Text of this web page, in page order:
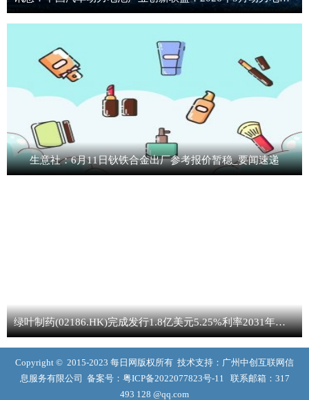
生意社：6月11日钬铁合金出厂参考报价暂稳_要闻速递
绿叶制药(02186.HK)完成发行1.8亿美元5.25%利率2031年到期可转换债券 焦点要闻
Copyright © 2015-2023 每日网版权所有 技术支持：广州中创互联网信
息服务有限公司 备案号： 粤ICP备2022077823号-11 联系邮箱：317
493 128 @qq.com